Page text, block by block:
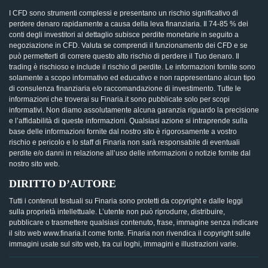
I CFD sono strumenti complessi e presentano un rischio significativo di
perdere denaro rapidamente a causa della leva finanziaria. Il 74-85 % dei
conti degli investitori al dettaglio subisce perdite monetarie in seguito a
negoziazione in CFD. Valuta se comprendi il funzionamento dei CFD e se
può permetterti di correre questo alto rischio di perdere il Tuo denaro. Il
trading è rischioso e include il rischio di perdite. Le informazioni fornite sono
solamente a scopo informativo ed educativo e non rappresentano alcun tipo
di consulenza finanziaria e/o raccomandazione di investimento. Tutte le
informazioni che troverai su Finaria.it sono pubblicate solo per scopi
informativi. Non diamo assolutamente alcuna garanzia riguardo la precisione
e l’affidabilità di queste informazioni. Qualsiasi azione si intraprende sulla
base delle informazioni fornite dal nostro sito è rigorosamente a vostro
rischio e pericolo e lo staff di Finaria non sarà responsabile di eventuali
perdite e/o danni in relazione all’uso delle informazioni o notizie fornite dal
nostro sito web.
DIRITTO D’AUTORE
Tutti i contenuti testuali su Finaria sono protetti da copyright e dalle leggi
sulla proprietà intellettuale. L’utente non può riprodurre, distribuire,
pubblicare o trasmettere qualsiasi contenuto, frase, immagine senza indicare
il sito web www.finaria.it come fonte. Finaria non rivendica il copyright sulle
immagini usate sul sito web, tra cui loghi, immagini e illustrazioni varie.